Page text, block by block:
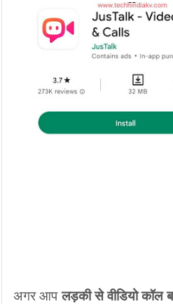
अगर आप लड़की से वीडियो कॉल